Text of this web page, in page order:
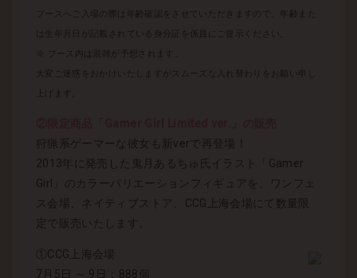
ブースへご入場の際は年齢確認をさせていただきますので、年齢また
は生年月日が記載されている身分証を係員にご提示ください。
※ ブース内は混雑が予想されます。
大変ご迷惑をおかけいたしますがスムーズな入れ替わりをお願い申し
狩猟系ゲーマーな彼女も新verで再登場！
2013年に発売した鬼月あるちゅ氏イラスト「Gamer
Girl」のカラーバリエーションフィギュアを、ワンフェ
ス会場、ネイティブストア、CCG上海会場にて数量限
定で販売いたします。
①CCG上海会場
7月5日 ～ 9日：888個